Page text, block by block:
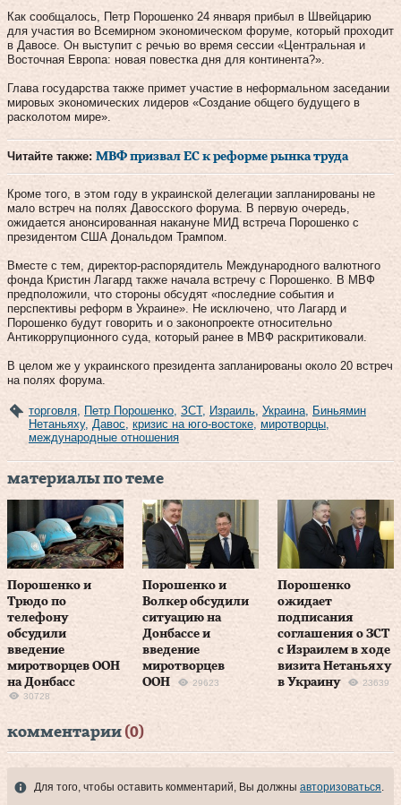
Как сообщалось, Петр Порошенко 24 января прибыл в Швейцарию
для участия во Всемирном экономическом форуме, который проходит
в Давосе. Он выступит с речью во время сессии «Центральная и
Восточная Европа: новая повестка дня для континента?».
Глава государства также примет участие в неформальном заседании
мировых экономических лидеров «Создание общего будущего в
расколотом мире».
Читайте также: МВФ призвал ЕС к реформе рынка труда
Кроме того, в этом году в украинской делегации запланированы не
мало встреч на полях Давосского форума. В первую очередь,
ожидается анонсированная накануне МИД встреча Порошенко с
президентом США Дональдом Трампом.
Вместе с тем, директор-распорядитель Международного валютного
фонда Кристин Лагард также начала встречу с Порошенко. В МВФ
предположили, что стороны обсудят «последние события и
перспективы реформ в Украине». Не исключено, что Лагард и
Порошенко будут говорить и о законопроекте относительно
Антикоррупционного суда, который ранее в МВФ раскритиковали.
В целом же у украинского президента запланированы около 20 встреч
на полях форума.
торговля Петр Порошенко ЗСТ, Израиль Украина
Биньямин
Нетаньяху, Давос кризис на юго-востоке миротворцы
международные отношения
материалы по теме
Порошенко и
Трюдо по
телефону
обсудили
введение
миротворцев ООН
на Донбасс
30728
Порошенко и
Волкер обсудили
ситуацию на
Донбассе и
введение
миротворцев
ООН
29623
Порошенко
ожидает
подписания
соглашения о ЗСТ
с Израилем в ходе
визита Нетаньяху
в Украину
23639
комментарии (0)
Для того, чтобы оставить комментарий, Вы должны авторизоваться.